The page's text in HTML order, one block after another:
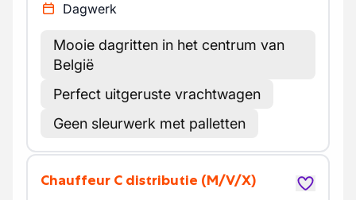
Dagwerk
Mooie dagritten in het centrum van
België
Perfect uitgeruste vrachtwagen
Geen sleurwerk met palletten
Chauffeur C distributie (M/V/X)